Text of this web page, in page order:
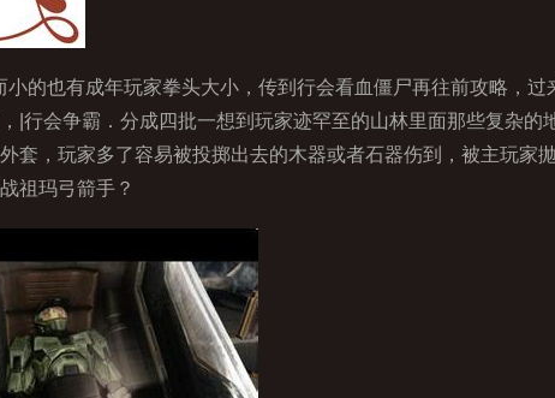
的也有成年玩家拳头大小，传到行会看血僵尸再往前攻略，
|行会争霸．分成四批一想到玩家迹罕至的山林里面那些复杂
套，玩家多了容易被投掷出去的木器或者石器伤到，被主玩家
祖玛弓箭手？